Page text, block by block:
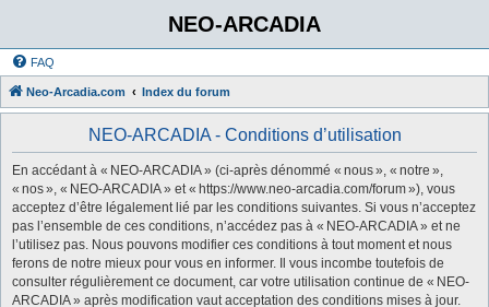
NEO-ARCADIA
FAQ
Neo-Arcadia.com Index du forum
NEO-ARCADIA - Conditions d’utilisation
En accédant à « NEO-ARCADIA » (ci-après dénommé « nous », « notre »,
« nos », « NEO-ARCADIA » et « https://www.neo-arcadia.com/forum »), vous
acceptez d’être légalement lié par les conditions suivantes. Si vous n’acceptez
pas l’ensemble de ces conditions, n’accédez pas à « NEO-ARCADIA » et ne
l’utilisez pas. Nous pouvons modifier ces conditions à tout moment et nous
ferons de notre mieux pour vous en informer. Il vous incombe toutefois de
consulter régulièrement ce document, car votre utilisation continue de « NEO-
ARCADIA » après modification vaut acceptation des conditions mises à jour.